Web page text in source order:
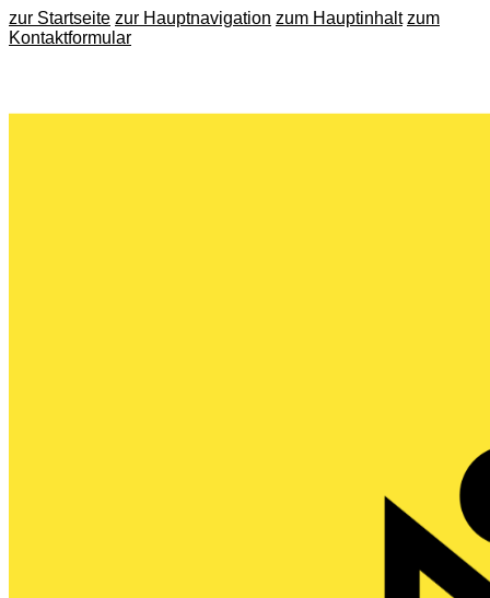
zur Startseite zur Hauptnavigation zum Hauptinhalt zum
Kontaktformular